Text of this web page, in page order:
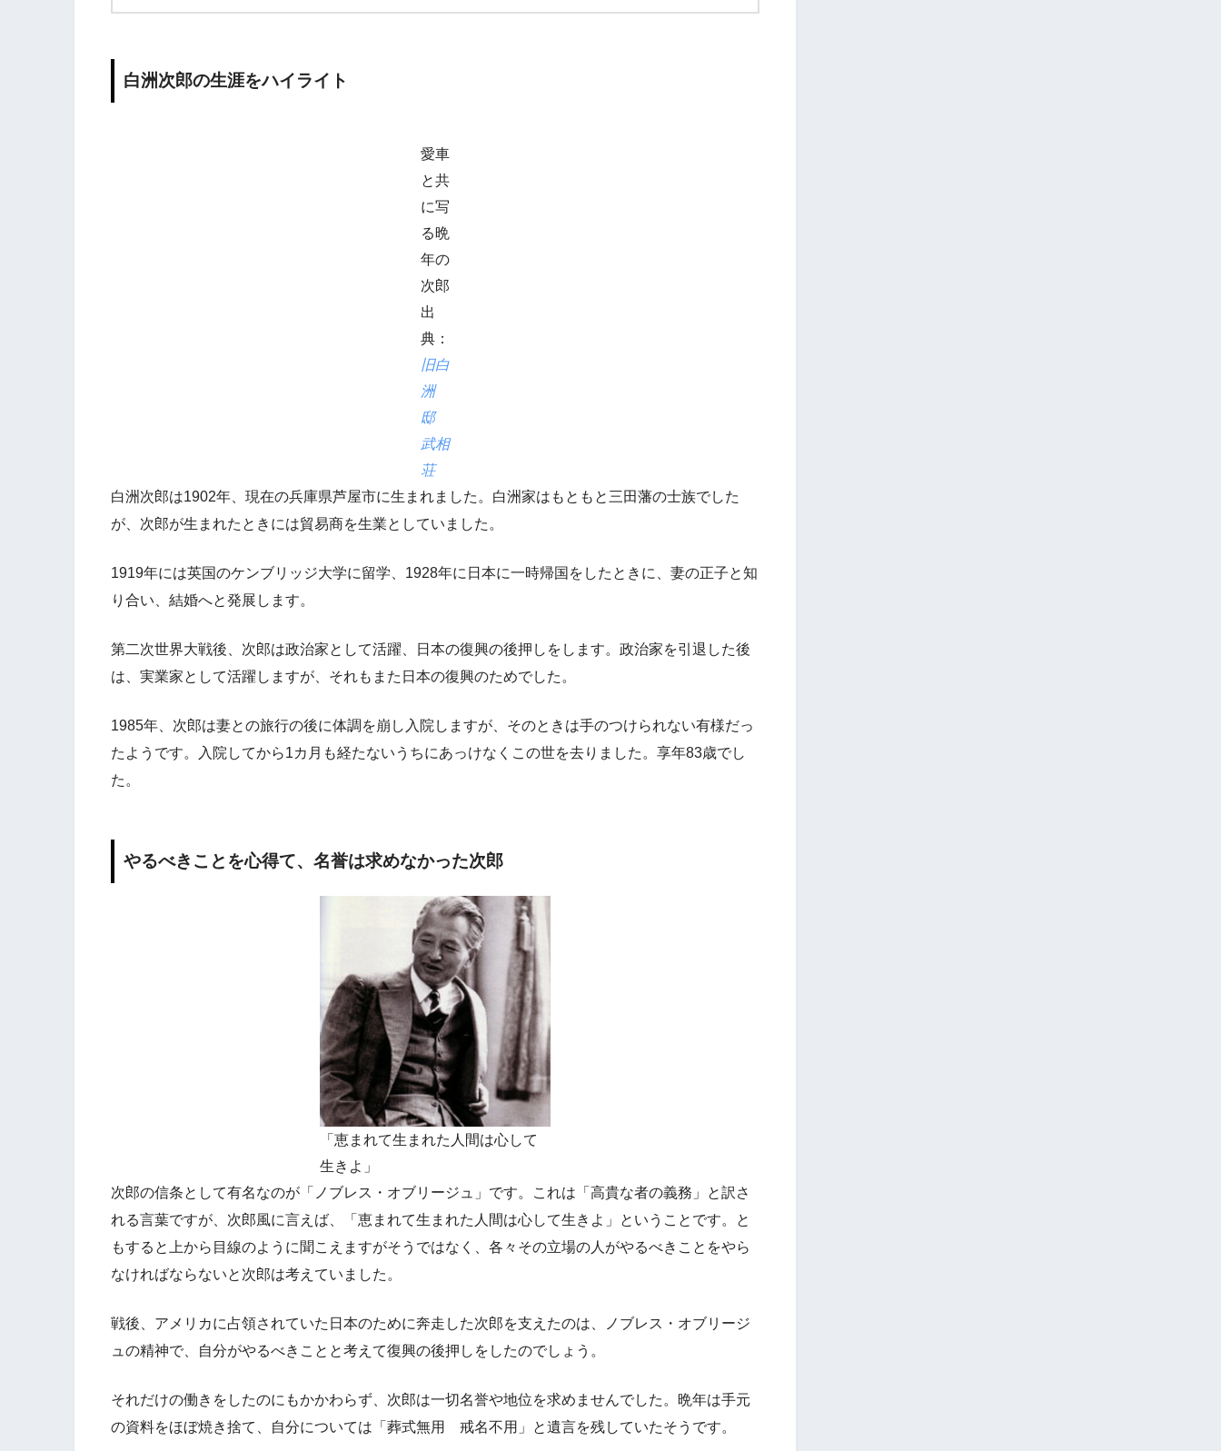
白洲次郎の生涯をハイライト
愛車
と共
に写
る晩
年の
次郎
出
典：
旧白
洲
邸
武相
荘
白洲次郎は1902年、現在の兵庫県芦屋市に生まれました。白洲家はもともと三田藩の士族でした
が、次郎が生まれたときには貿易商を生業としていました。
1919年には英国のケンブリッジ大学に留学、1928年に日本に一時帰国をしたときに、妻の正子と知
り合い、結婚へと発展します。
第二次世界大戦後、次郎は政治家として活躍、日本の復興の後押しをします。政治家を引退した後
は、実業家として活躍しますが、それもまた日本の復興のためでした。
1985年、次郎は妻との旅行の後に体調を崩し入院しますが、そのときは手のつけられない有様だっ
たようです。入院してから1カ月も経たないうちにあっけなくこの世を去りました。享年83歳でし
た。
やるべきことを心得て、名誉は求めなかった次郎
「恵まれて生まれた人間は心して
生きよ」
次郎の信条として有名なのが「ノブレス・オブリージュ」です。これは「高貴な者の義務」と訳さ
れる言葉ですが、次郎風に言えば、「恵まれて生まれた人間は心して生きよ」ということです。と
もすると上から目線のように聞こえますがそうではなく、各々その立場の人がやるべきことをやら
なければならないと次郎は考えていました。
戦後、アメリカに占領されていた日本のために奔走した次郎を支えたのは、ノブレス・オブリージ
ュの精神で、自分がやるべきことと考えて復興の後押しをしたのでしょう。
それだけの働きをしたのにもかかわらず、次郎は一切名誉や地位を求めませんでした。晩年は手元
の資料をほぼ焼き捨て、自分については「葬式無用 戒名不用」と遺言を残していたそうです。